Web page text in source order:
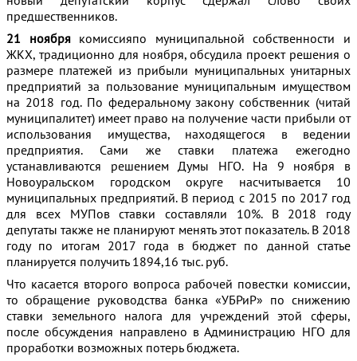
предшественников.
21 ноября комиссияпо муниципальной собственности и
ЖКХ, традиционно для ноября, обсудила проект решения о
размере платежей из прибыли муниципальных унитарных
предприятий за пользование муниципальным имуществом
на 2018 год. По федеральному закону собственник (читай
муниципалитет) имеет право на получение части прибыли от
использования имущества, находящегося в ведении
предприятия. Сами же ставки платежа ежегодно
устанавливаются решением Думы НГО. На 9 ноября в
Новоуральском городском округе насчитывается 10
муниципальных предприятий. В период с 2015 по 2017 год
для всех МУПов ставки составляли 10%. В 2018 году
депутаты также не планируют менять этот показатель. В 2018
году по итогам 2017 года в бюджет по данной статье
планируется получить 1894,16 тыс. руб.
Что касается второго вопроса рабочей повестки комиссии,
то обращение руководства банка «УБРиР» по снижению
ставки земельного налога для учреждений этой сферы,
после обсуждения направлено в Администрацию НГО для
проработки возможных потерь бюджета.